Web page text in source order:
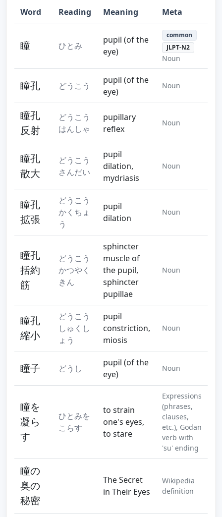
Step 13 Step 14
Step 16 Step 17
Word Reading Meaning Meta
瞳 ひとみ
pupil (of the
eye)
common
JLPT-N2
Noun
瞳孔 どうこう
pupil (of the
eye)
Noun
瞳孔
反射
どうこう
はんしゃ
pupillary
reflex
Noun
瞳孔
散大
どうこう
さんだい
pupil
dilation,
mydriasis
Noun
瞳孔
拡張
どうこう
かくちょ
う
pupil
dilation
Noun
瞳孔
括約
筋
どうこう
かつやく
きん
sphincter
muscle of
the pupil,
sphincter
pupillae
Noun
瞳孔
縮小
どうこう
しゅくし
ょう
pupil
constriction,
miosis
Noun
瞳子 どうし
pupil (of the
eye)
Noun
瞳を
凝ら
す
ひとみを
こらす
to strain
one's eyes,
to stare
Expressions
(phrases,
clauses,
etc.), Godan
verb with
'su' ending
瞳の
奥の
秘密
The Secret
in Their Eyes
Wikipedia
definition